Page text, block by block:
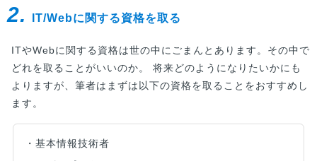
2. IT/Webに関する資格を取る
ITやWebに関する資格は世の中にごまんとあります。その中で
どれを取ることがいいのか。 将来どのようになりたいかにも
よりますが、筆者はまずは以下の資格を取ることをおすすめし
ます。
・基本情報技術者